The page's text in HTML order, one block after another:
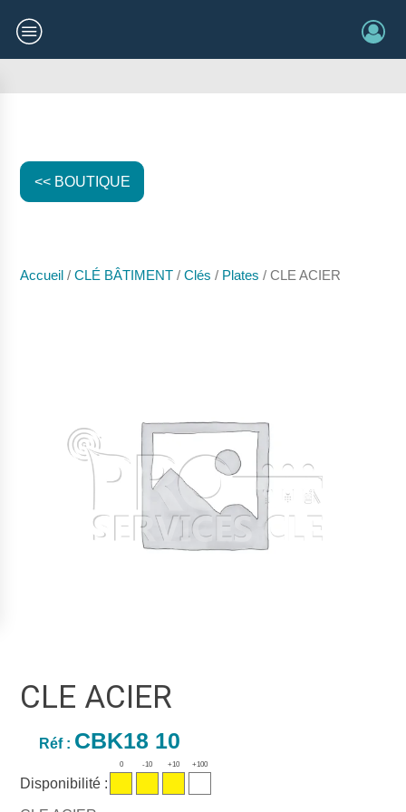
<< BOUTIQUE
Accueil /CLÉ BÂTIMENT /Clés / Plates / CLE ACIER
CLE ACIER
Réf : CBK18 10
Disponibilité :
0 -10 +10 +100